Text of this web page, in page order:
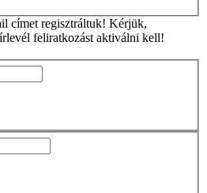
címet regisztráltuk! Kérjük,
feliratkozást aktiválni kell!